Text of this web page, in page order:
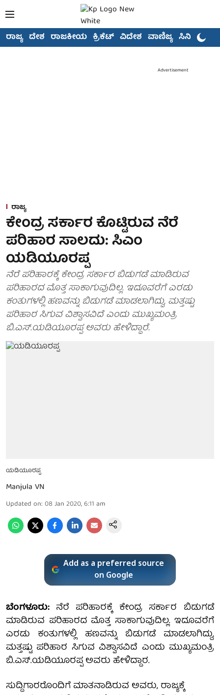
ರಾಜ್ಯ ದೇಶ ರಾಜಕೀಯ ಕ್ರಿಕೆಟ್ ವಿದೇಶ ವಾಣಿಜ್ಯ ಸಿನಿಮಾ
Advertisement
ರಾಜ್ಯ
ಕೇಂದ್ರ ಸರ್ಕಾರ ಕೊಟ್ಟಿರುವ ನೆರೆ
ಪರಿಹಾರ ಸಾಲದು: ಸಿಎಂ
ಯಡಿಯೂರಪ್ಪ
ನೆರೆ ಪರಿಹಾರಕ್ಕೆ ಕೇಂದ್ರ ಸರ್ಕಾರ ಬಿಡುಗಡೆ ಮಾಡಿರುವ
ಪರಿಹಾರದ ಮೊತ್ತ ಸಾಕಾಗುವುದಿಲ್ಲ. ಇದೂವರೆಗೆ ಎರಡು
ಕಂತುಗಳಲ್ಲಿ ಹಣವನ್ನು ಬಿಡುಗಡೆ ಮಾಡಲಾಗಿದ್ದು, ಮತ್ತಷ್ಟು
ಪರಿಹಾರ ಸಿಗುವ ವಿಶ್ವಾಸವಿದೆ ಎಂದು ಮುಖ್ಯಮಂತ್ರಿ
ಬಿ.ಎಸ್.ಯಡಿಯೂರಪ್ಪ ಅವರು ಹೇಳಿದ್ದಾರೆ.
ಯಡಿಯೂರಪ್ಪ
Manjula VN
Updated on: 08 Jan 2020, 6:11 am
Add as a preferred source
on Google
ಬೆಂಗಳೂರು: ನೆರೆ ಪರಿಹಾರಕ್ಕೆ ಕೇಂದ್ರ ಸರ್ಕಾರ ಬಿಡುಗಡೆ
ಮಾಡಿರುವ ಪರಿಹಾರದ ಮೊತ್ತ ಸಾಕಾಗುವುದಿಲ್ಲ. ಇದೂವರೆಗೆ
ಎರಡು ಕಂತುಗಳಲ್ಲಿ ಹಣವನ್ನು ಬಿಡುಗಡೆ ಮಾಡಲಾಗಿದ್ದು,
ಮತ್ತಷ್ಟು ಪರಿಹಾರ ಸಿಗುವ ವಿಶ್ವಾಸವಿದೆ ಎಂದು ಮುಖ್ಯಮಂತ್ರಿ
ಬಿ.ಎಸ್.ಯಡಿಯೂರಪ್ಪ ಅವರು ಹೇಳಿದ್ದಾರ.
ಸುದ್ದಿಗಾರರೊಂದಿಗೆ ಮಾತನಾಡಿರುವ ಅವರು, ರಾಜ್ಯಕ್ಕೆ